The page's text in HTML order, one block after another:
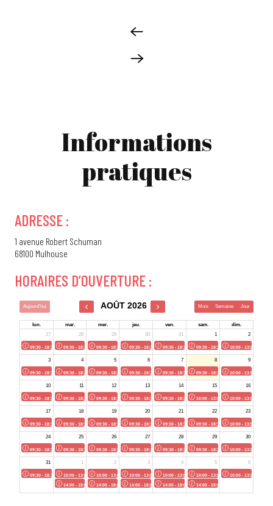
Informations
pratiques
ADRESSE :
1 avenue Robert Schuman
68100 Mulhouse
HORAIRES D’OUVERTURE :